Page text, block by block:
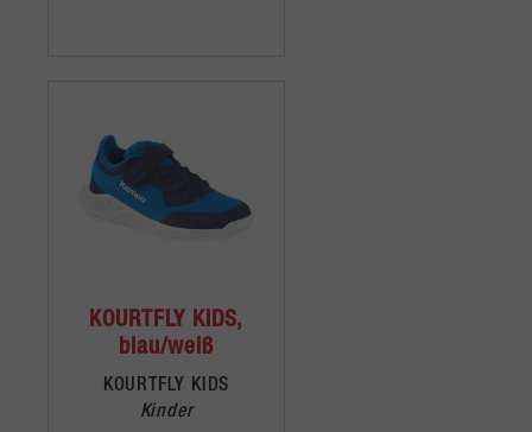
KOURTFLY KIDS,
blau/weiß
KOURTFLY KIDS
Kinder